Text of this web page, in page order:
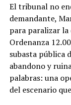
El tribunal no
demandante,
para paralizar la
Ordenanza
subasta pública
abandono y
palabras: una
del escenario